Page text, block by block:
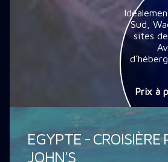
Sud,
sites
Prix à
EGYPTE - CROISIÈRE
JOHN'S